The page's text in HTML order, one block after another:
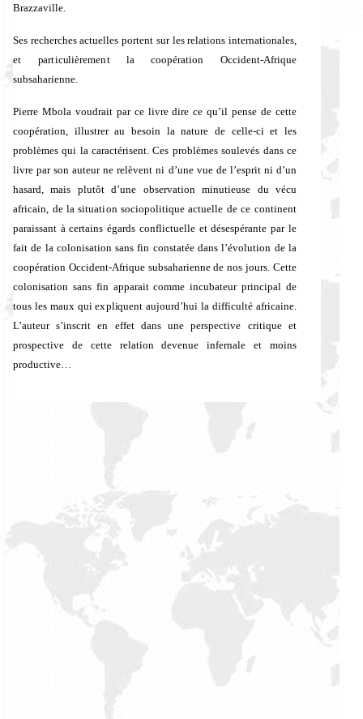
Brazzaville.
Ses recherches actuelles portent sur les relations internationales,
et particulièrement la coopération Occident-Afrique
subsaharienne.
Pierre Mbola voudrait par ce livre dire ce qu’il pense de cette
coopération, illustrer au besoin la nature de celle-ci et les
problèmes qui la caractérisent. Ces problèmes soulevés dans ce
livre par son auteur ne relèvent ni d’une vue de l’esprit ni d’un
hasard, mais plutôt d’une observation minutieuse du vécu
africain, de la situation sociopolitique actuelle de ce continent
paraissant à certains égards conflictuelle et désespérante par le
fait de la colonisation sans fin constatée dans l’évolution de la
coopération Occident-Afrique subsaharienne de nos jours. Cette
colonisation sans fin apparait comme incubateur principal de
tous les maux qui expliquent aujourd’hui la difficulté africaine.
L’auteur s’inscrit en effet dans une perspective critique et
prospective de cette relation devenue infernale et moins
productive…